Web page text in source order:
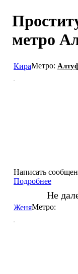
метро
КираМетро:
Написать
Подробнее
Не
ЖеняМетро: